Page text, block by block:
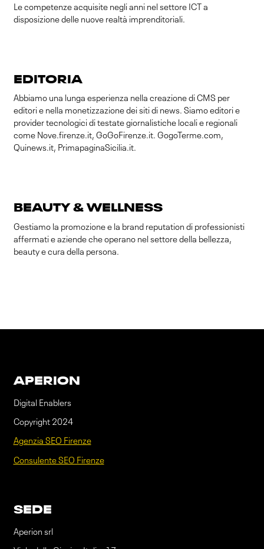
Le competenze acquisite negli anni nel settore ICT a
disposizione delle nuove realtà imprenditoriali.
EDITORIA
Abbiamo una lunga esperienza nella creazione di CMS per
editori e nella monetizzazione dei siti di news. Siamo editori e
provider tecnologici di testate giornalistiche locali e regionali
come Nove.firenze.it, GoGoFirenze.it. GogoTerme.com,
Quinews.it, PrimapaginaSicilia.it.
BEAUTY & WELLNESS
Gestiamo la promozione e la brand reputation di professionisti
affermati e aziende che operano nel settore della bellezza,
beauty e cura della persona.
APERION
Digital Enablers
Copyright 2024
Agenzia SEO Firenze
Consulente SEO Firenze
SEDE
Aperion srl